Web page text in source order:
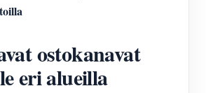
ostokanavat
eri alueilla